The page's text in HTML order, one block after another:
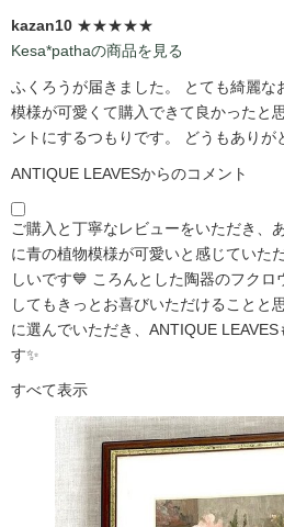
kazan10 ★★★★★
Kesa*pathaの商品を見る
ふくろうが届きました。 とても綺麗な
模様が可愛くて購入できて良かったと
ントにするつもりです。 どうもありが
ANTIQUE LEAVESからのコメント
ご購入と丁寧なレビューをいただき
に青の植物模様が可愛いと感じていた
しいです💙 ころんとした陶器のフクロ
してもきっとお喜びいただけることと
に選んでいただき、ANTIQUE
す✨
すべて表示